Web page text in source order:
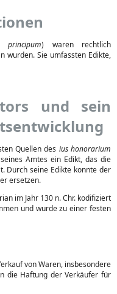
principum) waren rechtlich
wurden. Sie umfassten Edikte,
und sein
Quellen des ius honorarium
Amtes ein Edikt, das die
Durch seine Edikte konnte der
ersetzen.
im Jahr 130 n. Chr. kodifiziert
und wurde zu einer festen
von Waren, insbesondere
die Haftung der Verkäufer für